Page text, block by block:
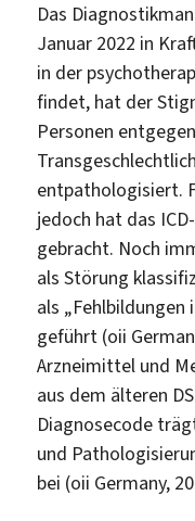
Das
Januar 2022 in
in der
findet, hat der
Personen
entpathologisiert.
jedoch hat das
gebracht. Noch
als Störung
als „Fehlbildungen
geführt (oii
Arzneimittel und
aus dem älteren
Diagnosecode
und
bei (oii Germany,